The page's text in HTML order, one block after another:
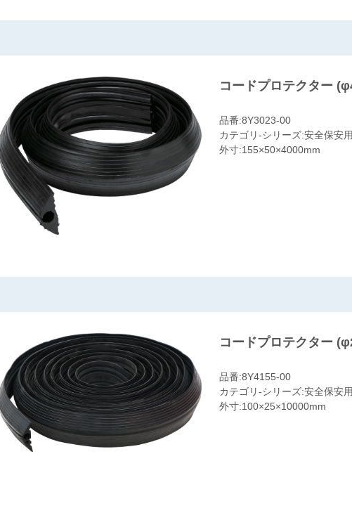
コードプロテクター
品番:8Y3023-00
カテゴリ-シリーズ:安全保安
外寸:155×50×4000mm
コードプロテクター
品番:8Y4155-00
カテゴリ-シリーズ:安全保安
外寸:100×25×10000mm